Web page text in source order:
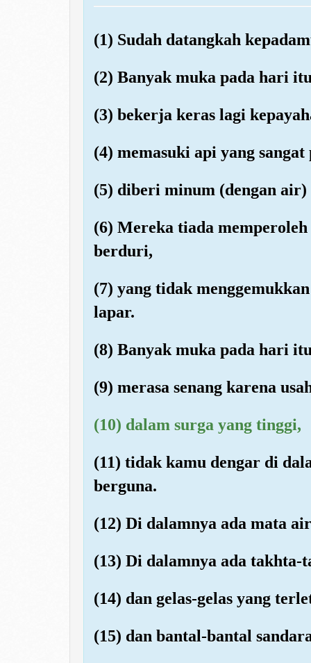
(1) Sudah datangkah
(2) Banyak muka pada hari
(3) bekerja keras lagi
(4) memasuki api yang sangat
(5) diberi minum (dengan air)
(6) Mereka tiada
berduri,
(7) yang tidak
lapar.
(8) Banyak muka pada hari
(9) merasa senang karena
(10) dalam surga yang tinggi,
(11) tidak kamu dengar di
berguna.
(12) Di dalamnya ada mata
(13) Di dalamnya ada
(14) dan gelas-gelas yang
(15) dan bantal-bantal